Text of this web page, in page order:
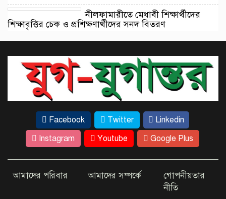
নীলফামারীতে মেধাবী শিক্ষার্থীদের
শিক্ষাবৃত্তির চেক ও প্রশিক্ষণার্থীদের সনদ বিতরণ
বালু উত্তোলন, হুমকিতে সেতু।
ঢাকার কেরানীগঞ্জের পাঁচ ইউনিয়নের
বর্জ্য ব্যবস্থাপনা নিয়ে বিশেষ সভা
অনুষ্ঠিত
চাটখিলে উপজেলা ছাত্রদলের সভাপতি
প্রার্থী রাকিব হাসান রাজের উদ্যোগে
বৃক্ষরোপণ কর্মসূচি অনুষ্ঠিত
Facebook Twitter
Linkedin
Instagram
Youtube Google Plus
আমাদের পরিবার আমাদের সম্পর্কে
গোপনীয়তার
নীতি